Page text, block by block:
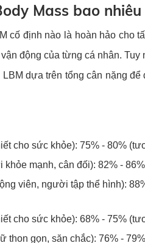
Mass bao
cố định nào là hoàn hảo cho
động của từng cá nhân.
LBM dựa trên tổng cân nặng
cho sức khỏe): 75% - 80%
mạnh, cân đối): 82% -
viên, người tập thể hình):
cho sức khỏe): 68% - 75%
thon gọn, săn chắc): 76% -